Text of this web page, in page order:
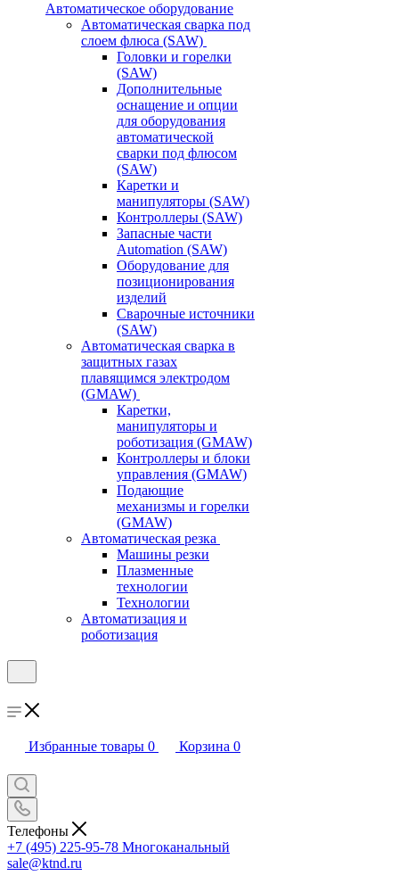
Автоматическое оборудование
Автоматическая сварка под
слоем флюса (SAW)
Головки и горелки
(SAW)
Дополнительные
оснащение и опции
для оборудования
автоматической
сварки под флюсом
(SAW)
Каретки и
манипуляторы (SAW)
Контроллеры (SAW)
Запасные части
Automation (SAW)
Оборудование для
позиционирования
изделий
Сварочные источники
(SAW)
Автоматическая сварка в
защитных газах
плавящимся электродом
(GMAW)
Каретки,
манипуляторы и
роботизация (GMAW)
Контроллеры и блоки
управления (GMAW)
Подающие
механизмы и горелки
(GMAW)
Автоматическая резка
Машины резки
Плазменные
технологии
Технологии
Автоматизация и
роботизация
Избранные товары 0 Корзина 0
Телефоны
+7 (495) 225-95-78 Многоканальный
sale@ktnd.ru